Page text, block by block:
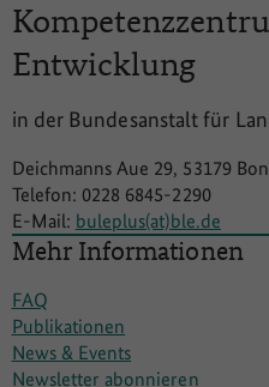
Entwicklung
in der Bundesanstalt für
Deichmanns Aue 29, 53179
Telefon: 0228 6845-2290
E-Mail: buleplus(at)ble.de
Mehr Informationen
FAQ
Publikationen
News & Events
Newsletter abonnieren